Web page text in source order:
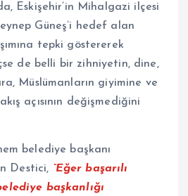
Eskişehir’in Mihalgazi ilçesi
Güneş’i hedef alan
tepki göstererek
de belli bir zihniyetin, dine,
Müslümanların giyimine ve
açısının değişmediğini
belediye başkanı
Destici, “Eğer başarılı
başkanlığı